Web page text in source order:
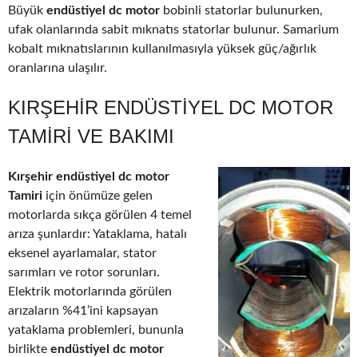
Büyük endüstiyel dc motor bobinli statorlar bulunurken,
ufak olanlarında sabit mıknatıs statorlar bulunur. Samarium
kobalt mıknatıslarının kullanılmasıyla yüksek güç/ağırlık
oranlarına ulaşılır.
KIRŞEHIR ENDÜSTIYEL DC MOTOR
TAMIRI VE BAKIMI
Kırşehir endüstiyel dc motor
Tamiri için önümüze gelen
motorlarda sıkça görülen 4 temel
arıza şunlardır: Yataklama, hatalı
eksenel ayarlamalar, stator
sarımları ve rotor sorunları.
Elektrik motorlarında görülen
arızaların %41’ini kapsayan
yataklama problemleri, bununla
birlikte endüstiyel dc motor